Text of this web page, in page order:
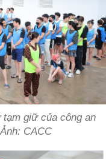
giữ của công an
CACC